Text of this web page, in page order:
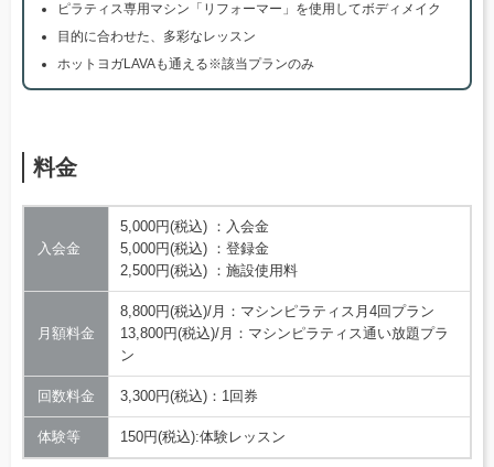
ピラティス専用マシン「リフォーマー」を使用してボディメイク
目的に合わせた、多彩なレッスン
ホットヨガLAVAも通える※該当プランのみ
料金
入会金
5,000円(税込) ：入会金
5,000円(税込) ：登録金
2,500円(税込) ：施設使用料
月額料金
8,800円(税込)/月：マシンピラティス月4回プラン
13,800円(税込)/月：マシンピラティス通い放題プラ
ン
回数料金 3,300円(税込)：1回券
体験等 150円(税込):体験レッスン